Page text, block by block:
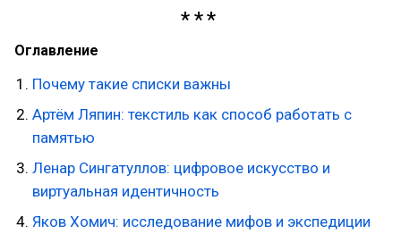
Оглавление
Почему такие списки важны
Артём Ляпин: текстиль как способ работать с
памятью
Ленар Сингатуллов: цифровое искусство и
виртуальная идентичность
Яков Хомич: исследование мифов и экспедиции